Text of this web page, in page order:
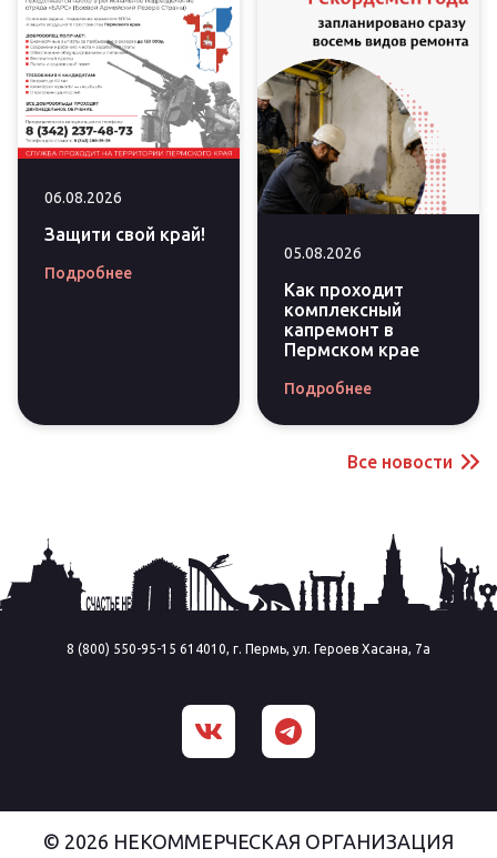
06.08.2026
Защити свой край!
Подробнее
05.08.2026
Как проходит
комплексный
капремонт в
Пермском крае
Подробнее
Все новости
8 (800) 550-95-15 614010, г. Пермь, ул. Героев Хасана, 7а
© 2026 НЕКОММЕРЧЕСКАЯ ОРГАНИЗАЦИЯ